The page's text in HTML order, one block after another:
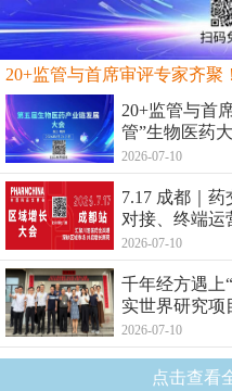
20+监管与首
管”生物医药
2026-07-10
7.17 成都｜
对接、终端运
2026-07-10
千年经方遇
实世界研究项
2026-07-10
点击查看